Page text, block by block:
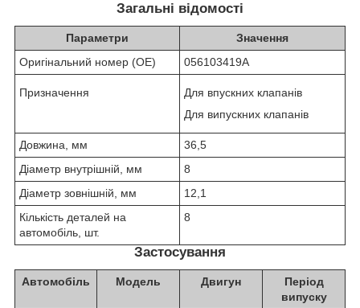
Загальні відомості
Параметри
Значення
Оригінальний номер (OE)
056103419A
Призначення
Для впускних клапанів
Для випускних клапанів
Довжина, мм
36,5
Діаметр внутрішній, мм
8
Діаметр зовнішній, мм
12,1
Кількість деталей на
автомобіль, шт.
8
Застосування
Автомобіль Модель Двигун
Період
випуску